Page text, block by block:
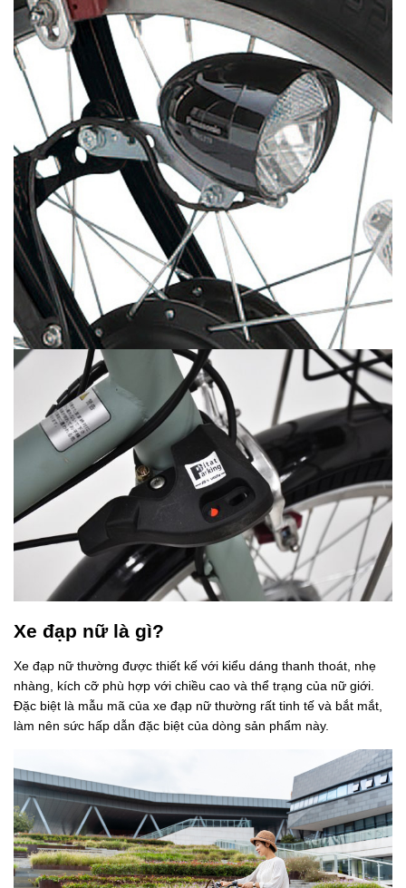
Xe đạp nữ là gì?
Xe đạp nữ thường được thiết kế với kiểu dáng thanh thoát, nhẹ
nhàng, kích cỡ phù hợp với chiều cao và thể trạng của nữ giới.
Đặc biệt là mẫu mã của xe đạp nữ thường rất tinh tế và bắt mắt,
làm nên sức hấp dẫn đặc biệt của dòng sản phẩm này.